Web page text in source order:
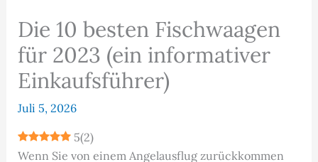
Die 10 besten Fischwaagen
für 2023 (ein informativer
Einkaufsführer)
Juli 5, 2026
5(2)
Wenn Sie von einem Angelausflug zurückkommen